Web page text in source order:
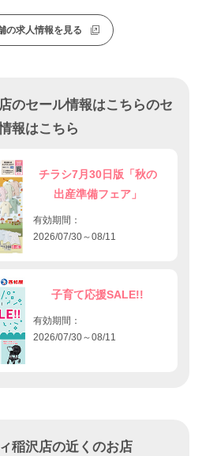
の求人情報を見る
のセール情報はこちらのセ
報はこちら
チラシ7月30日版「秋の
出産準備フェア」
有効期間：
2026/07/30～08/11
子育て応援SALE!!
有効期間：
2026/07/30～08/11
稲沢店の近くのお店